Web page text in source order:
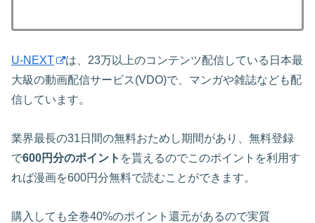
U-NEXT
は、23万以上のコンテンツ配信している日本最
大級の動画配信サービス(VDO)で、マンガや雑誌なども配
信しています。
業界最長の31日間の無料おためし期間があり、無料登録
で600円分のポイント を貰えるのでこのポイントを利用す
れば漫画を600円分無料で読むことができます。
購入しても全巻40%のポイント還元があるので実質